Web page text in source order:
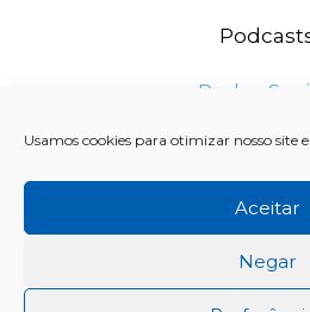
Usamos cookies para otimizar nosso site e
Aceitar
Negar
Redes